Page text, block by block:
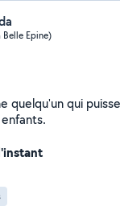
Belle Epine)
quelqu'un qui